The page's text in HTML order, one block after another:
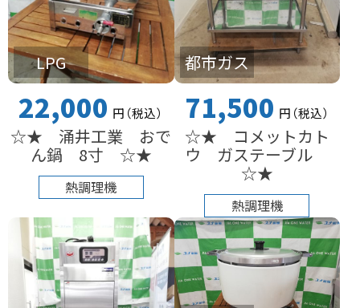
LPG
22,000 円（税込）
☆★ 涌井工業 おで
ん鍋 8寸 ☆★
熱調理機
都市ガス
71,500 円（税込）
☆★ コメットカト
ウ ガステーブル
☆★
熱調理機